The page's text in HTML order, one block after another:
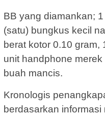
BB yang diamankan;
(satu) bungkus kecil
berat kotor 0.10 gram,
unit handphone
buah mancis.
Kronologis
berdasarkan